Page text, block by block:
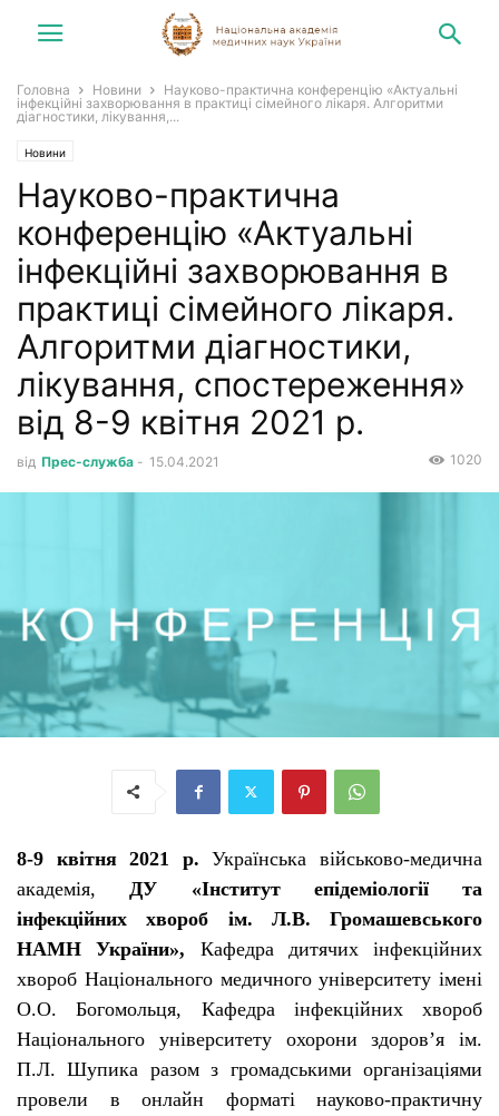
Головна Новини
Науково-практична конференцію «Актуальні
інфекційні захворювання в практиці сімейного лікаря. Алгоритми
діагностики, лікування,...
Новини
Науково-практична
конференцію «Актуальні
інфекційні захворювання в
практиці сімейного лікаря.
Алгоритми діагностики,
лікування, спостереження»
від 8-9 квітня 2021 р.
від Прес-служба - 15.04.2021 1020
8-9 квітня 2021 р. Українська військово-медична
академія, ДУ «Інститут епідеміології та
інфекційних хвороб ім. Л.В. Громашевського
НАМН України», Кафедра дитячих інфекційних
хвороб Національного медичного університету імені
О.О. Богомольця, Кафедра інфекційних хвороб
Національного університету охорони здоров’я ім.
П.Л. Шупика разом з громадськими організаціями
провели в онлайн форматі науково-практичну